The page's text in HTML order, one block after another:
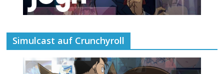
Simulcast auf Crunchyroll